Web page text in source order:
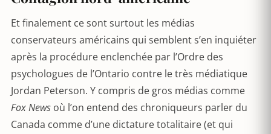
Et finalement ce sont surtout les médias
conservateurs américains qui semblent s’en inquiéter
après la procédure enclenchée par l’Ordre des
psychologues de l’Ontario contre le très médiatique
Jordan Peterson. Y compris de gros médias comme
Fox News où l’on entend des chroniqueurs parler du
Canada comme d’une dictature totalitaire (et qui